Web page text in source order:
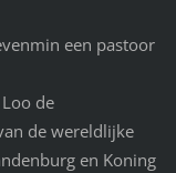
een pastoor
de
de wereldlijke
en Koning